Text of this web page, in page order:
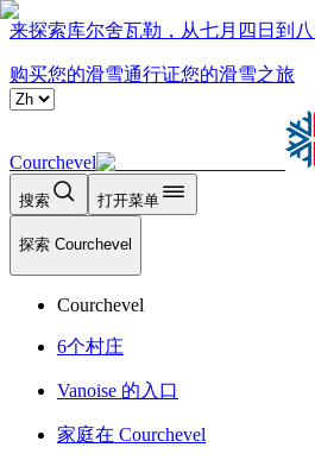
来探索库尔舍瓦勒，从七月四日到八
购买您的滑雪通行证您的滑雪之旅
Courchevel
搜索 打开菜单
探索 Courchevel
Courchevel
6个村庄
Vanoise 的入口
家庭在 Courchevel